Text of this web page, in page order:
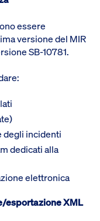
essere
versione del MIR
SB-10781.
degli incidenti
dedicati alla
elettronica
esportazione XML